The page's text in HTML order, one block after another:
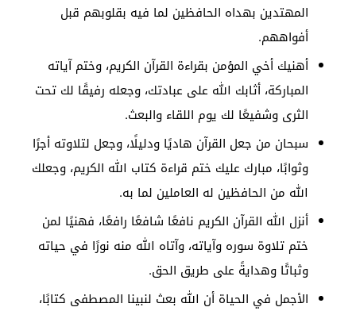
المهتدين بهداه الحافظين لما فيه بقلوبهم قبل
أفواههم.
أهنيك أخي المؤمن بقراءة القرآن الكريم، وختم آياته
المباركة، أثابك الله على عبادتك، وجعله رفيقًا لك تحت
الثرى وشفيعًا لك يوم اللقاء والبعث.
سبحان من جعل القرآن هاديًا ودليلًا، وجعل لتلاوته أجرًا
وثوابًا، مبارك عليك ختم قراءة كتاب الله الكريم، وجعلك
الله من الحافظين له العاملين لما به.
أنزل الله القرآن الكريم نافعًا شافعًا رافعًا، فهنيًا لمن
ختم تلاوة سوره وآياته، وآتاه الله منه نورًا في حياته
وثباتًا وهدايةً على طريق الحق.
الأجمل في الحياة أن الله بعث لنبينا المصطفى كتابًا،